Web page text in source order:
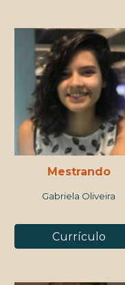
Mestrando
Gabriela Oliveira
Currículo